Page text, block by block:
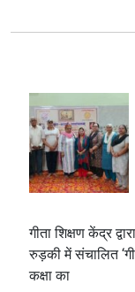
गीता शिक्षण केंद्र
रुड़की में संचालित
कक्षा का